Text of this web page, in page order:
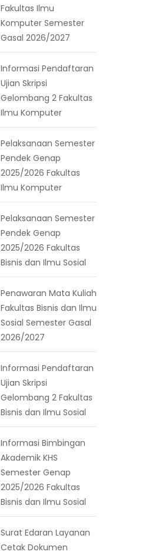
Fakultas Ilmu
Komputer Semester
Gasal 2026/2027
Informasi Pendaftaran
Ujian Skripsi
Gelombang 2 Fakultas
Ilmu Komputer
Pelaksanaan Semester
Pendek Genap
2025/2026 Fakultas
Ilmu Komputer
Pelaksanaan Semester
Pendek Genap
2025/2026 Fakultas
Bisnis dan Ilmu Sosial
Penawaran Mata Kuliah
Fakultas Bisnis dan Ilmu
Sosial Semester Gasal
2026/2027
Informasi Pendaftaran
Ujian Skripsi
Gelombang 2 Fakultas
Bisnis dan Ilmu Sosial
Informasi Bimbingan
Akademik KHS
Semester Genap
2025/2026 Fakultas
Bisnis dan Ilmu Sosial
Surat Edaran Layanan
Cetak Dokumen